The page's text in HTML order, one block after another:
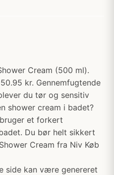
Cream (500 ml).
kr. Gennemfugtende
du tør og sensitiv
shower cream i badet?
et forkert
Du bør helt sikkert
Cream fra Niv Køb
side kan være genereret